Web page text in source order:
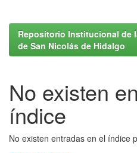
Repositorio Institucional de
de San Nicolás de Hidalgo
No existen
índice
No existen entradas en el índice